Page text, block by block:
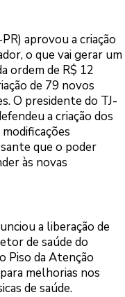
aprovou a criação
o que vai gerar um
ordem de R$ 12
de 79 novos
O presidente do TJ-
a criação dos
que o poder
às novas
a liberação de
de saúde do
Piso da Atenção
melhorias nos
de saúde.